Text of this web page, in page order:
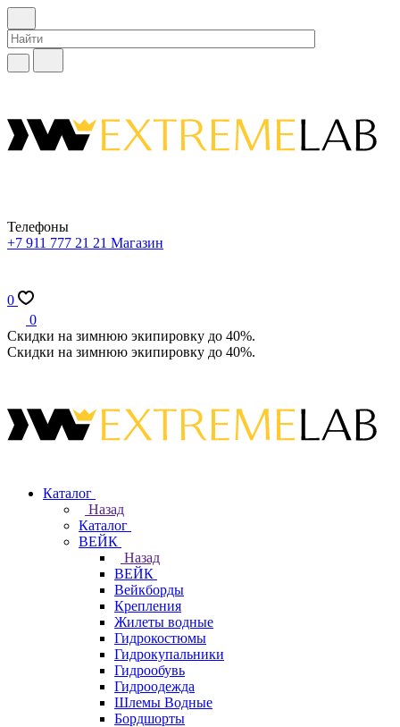
Телефоны
+7 911 777 21 21 Магазин
0
0
Скидки на зимнюю экипировку до 40%.
Скидки на зимнюю экипировку до 40%.
Каталог
Назад
Каталог
ВЕЙК
Назад
ВЕЙК
Вейкборды
Крепления
Жилеты водные
Гидрокостюмы
Гидрокупальники
Гидрообувь
Гидроодежда
Шлемы Водные
Бордшорты